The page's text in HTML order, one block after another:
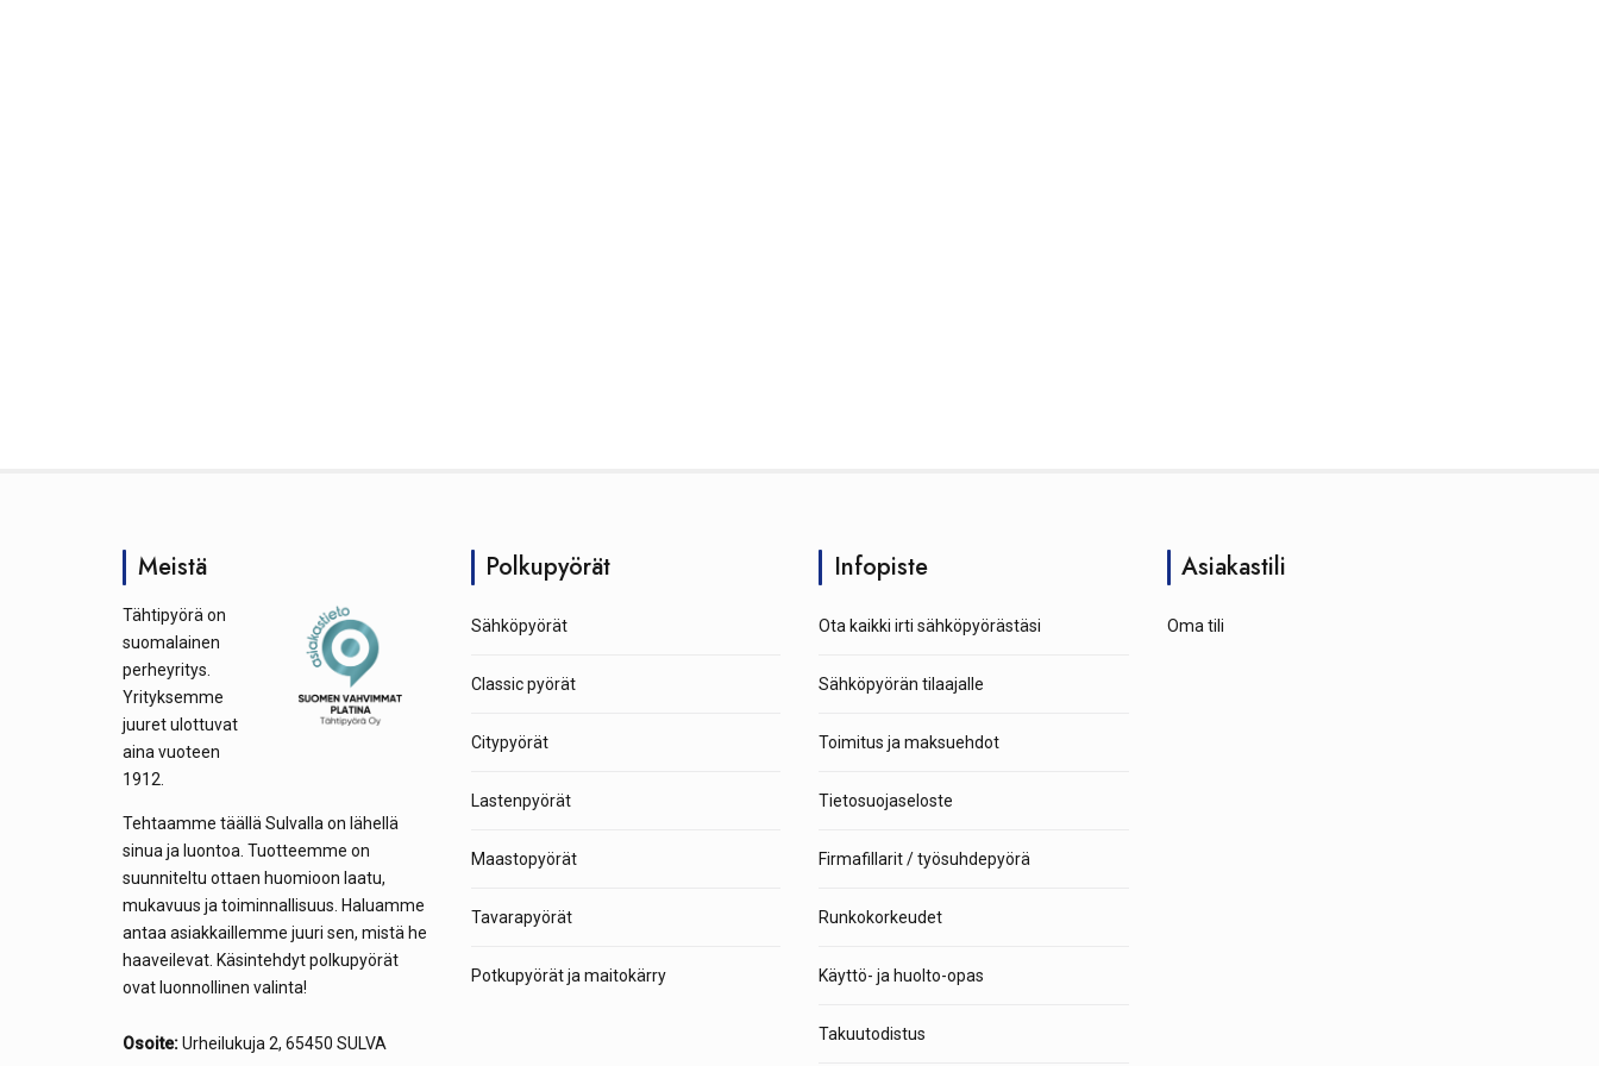
Meistä
Tähtipyörä on
suomalainen
perheyritys.
Yrityksemme
juuret ulottuvat
aina vuoteen
1912.
Tehtaamme täällä Sulvalla on lähellä
sinua ja luontoa. Tuotteemme on
suunniteltu ottaen huomioon laatu,
mukavuus ja toiminnallisuus. Haluamme
antaa asiakkaillemme juuri sen, mistä he
haaveilevat. Käsintehdyt polkupyörät
ovat luonnollinen valinta!
Osoite:Urheilukuja 2, 65450 SULVA
Polkupyörät
Sähköpyörät
Classic pyörät
Citypyörät
Lastenpyörät
Maastopyörät
Tavarapyörät
Potkupyörät ja maitokärry
Infopiste
Ota kaikki irti sähköpyörästäsi
Sähköpyörän tilaajalle
Toimitus ja maksuehdot
Tietosuojaseloste
Firmafillarit / työsuhdepyörä
Runkokorkeudet
Käyttö- ja huolto-opas
Takuutodistus
Asiakastili
Oma tili